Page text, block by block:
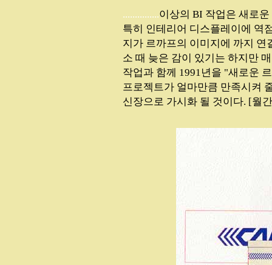
...............이상의 BI 작업은 새로
특히 인테리어 디스플레이에 역
지가 르까프의 이미지에 까지 연
소 때 늦은 감이 있기는 하지만
작업과 함께 1991년을 "새로운
프로젝트가 얼마만큼 만족시켜
신장으로 가시화 될 것이다. [월